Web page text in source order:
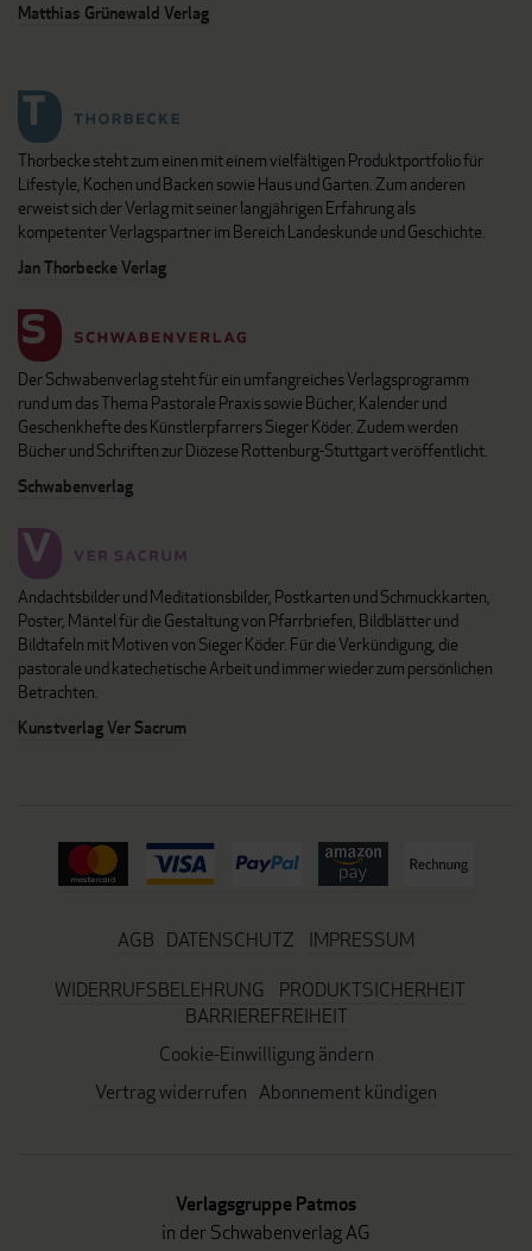
Matthias Grünewald Verlag
Thorbecke steht zum einen mit einem vielfältigen Produktportfolio für
Lifestyle, Kochen und Backen sowie Haus und Garten. Zum anderen
erweist sich der Verlag mit seiner langjährigen Erfahrung als
kompetenter Verlagspartner im Bereich Landeskunde und Geschichte.
Jan Thorbecke Verlag
Der Schwabenverlag steht für ein umfangreiches Verlagsprogramm
rund um das Thema Pastorale Praxis sowie Bücher, Kalender und
Geschenkhefte des Künstlerpfarrers Sieger Köder. Zudem werden
Bücher und Schriften zur Diözese Rottenburg-Stuttgart veröffentlicht.
Schwabenverlag
Andachtsbilder und Meditationsbilder, Postkarten und Schmuckkarten,
Poster, Mäntel für die Gestaltung von Pfarrbriefen, Bildblätter und
Bildtafeln mit Motiven von Sieger Köder. Für die Verkündigung, die
pastorale und katechetische Arbeit und immer wieder zum persönlichen
Betrachten.
Kunstverlag Ver Sacrum
AGB DATENSCHUTZ
IMPRESSUM
WIDERRUFSBELEHRUNG
PRODUKTSICHERHEIT
BARRIEREFREIHEIT
Cookie-Einwilligung ändern
Vertrag widerrufen Abonnement kündigen
Verlagsgruppe Patmos
in der Schwabenverlag AG